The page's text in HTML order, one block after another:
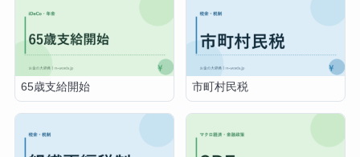
65歳支給開始 市町村民税